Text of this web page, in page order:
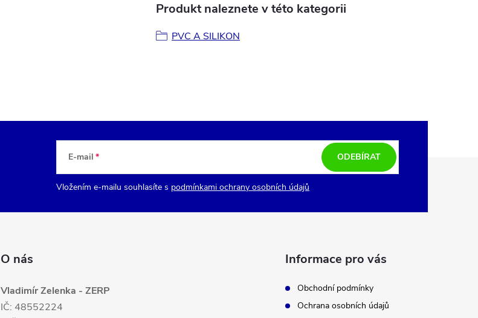
Produkt naleznete v této kategorii
PVC A SILIKON
E-mail
Vložením e-mailu souhlasíte s podmínkami ochrany osobních údajů
ODEBÍRAT
O nás
Vladimír Zelenka - ZERP
IČ: 48552224
Informace pro vás
Obchodní podmínky
Ochrana osobních údajů